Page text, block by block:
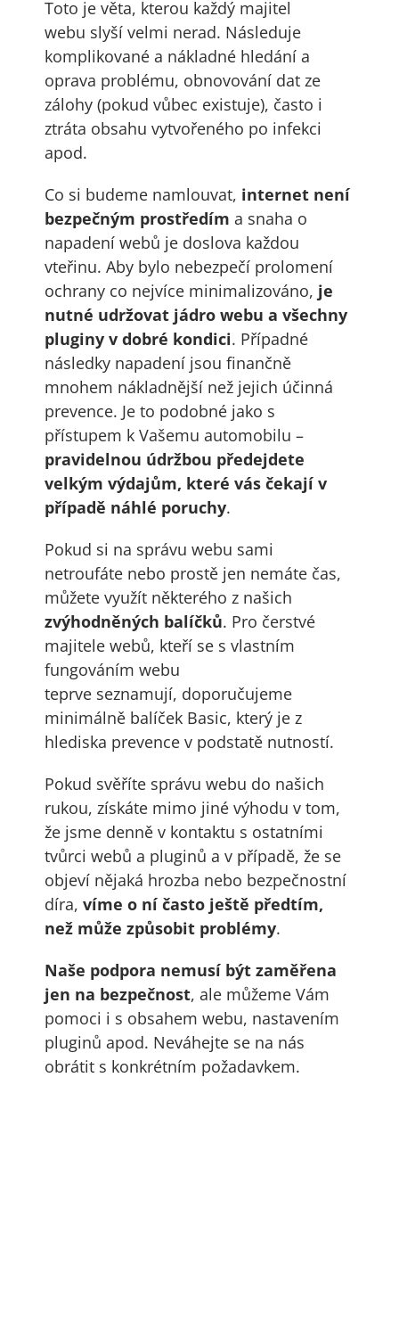
Toto je věta, kterou každý majitel
webu slyší velmi nerad. Následuje
komplikované a nákladné hledání a
oprava problému, obnovování dat ze
zálohy (pokud vůbec existuje), často i
ztráta obsahu vytvořeného po infekci
apod.
Co si budeme namlouvat, internet není
bezpečným prostředím a snaha o
napadení webů je doslova každou
vteřinu. Aby bylo nebezpečí prolomení
ochrany co nejvíce minimalizováno, je
nutné udržovat jádro webu a všechny
pluginy v dobré kondici. Případné
následky napadení jsou finančně
mnohem nákladnější než jejich účinná
prevence. Je to podobné jako s
přístupem k Vašemu automobilu –
pravidelnou údržbou předejdete
velkým výdajům, které vás čekají v
případě náhlé poruchy.
Pokud si na správu webu sami
netroufáte nebo prostě jen nemáte čas,
můžete využít některého z našich
zvýhodněných balíčků. Pro čerstvé
majitele webů, kteří se s vlastním
fungováním webu
teprve seznamují, doporučujeme
minimálně balíček Basic, který je z
hlediska prevence v podstatě nutností.
Pokud svěříte správu webu do našich
rukou, získáte mimo jiné výhodu v tom,
že jsme denně v kontaktu s ostatními
tvůrci webů a pluginů a v případě, že se
objeví nějaká hrozba nebo bezpečnostní
díra, víme o ní často ještě předtím,
než může způsobit problémy.
Naše podpora nemusí být zaměřena
jen na bezpečnost, ale můžeme Vám
pomoci i s obsahem webu, nastavením
pluginů apod. Neváhejte se na nás
obrátit s konkrétním požadavkem.